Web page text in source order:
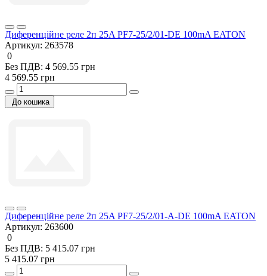
Диференційне реле 2п 25A PF7-25/2/01-DE 100mA EATON
Артикул: 263578
0
Без ПДВ: 4 569.55 грн
4 569.55 грн
До кошика
Диференційне реле 2п 25A PF7-25/2/01-A-DE 100mA EATON
Артикул: 263600
0
Без ПДВ: 5 415.07 грн
5 415.07 грн